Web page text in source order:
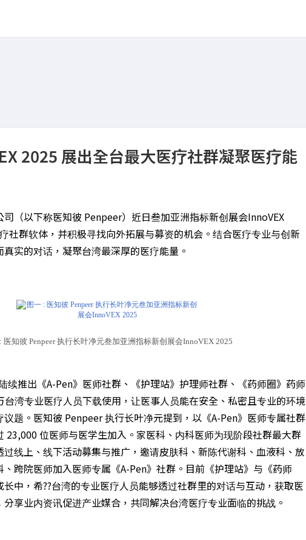
2025 展出全台最大医疗社群凝聚医疗能
（以下称医知彼 Penpeer）近日叁加亚洲指标新创展会InnoVEX
社群软体，并积极寻找向外拓展与募资的机会。结合医疗专业与创新
实的对话，凝聚台湾最深厚的医疗能量。
医知彼 Penpeer 执行长叶净元叁加亚洲指标新创展会InnoVEX 2025
续推出《A-Pen》医师社群、《护理站》护理师社群、《药师圈》药师
台湾专业医疗人员下载使用，让医事人员能在安全、私密且专业的环境
题。医知彼 Penpeer 执行长叶净元提到，以《A-Pen》医师专属社群
23,000 位医师与医学生加入。家医科、内科医师为现阶段社群最大群
线上、线下活动募集与推广，邀请皮肤科、新陈代谢科、血液科、放
跨院医师加入医师专属《A-Pen》社群。目前《护理站》与《药师
中，希??台湾的专业医疗人员能够透过社群里的对话与互动，获取医
享业内资讯促进产业媒合，共同解决台湾医疗专业面临的挑战。